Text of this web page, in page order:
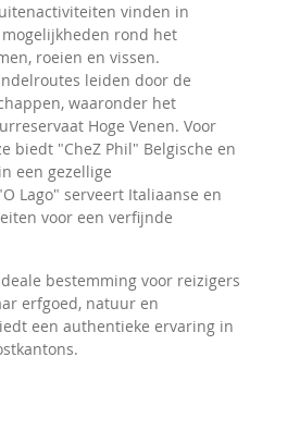
vinden in
rond het
roeien en vissen.
leiden door de
waaronder het
Hoge Venen. Voor
biedt "CheZ Phil" Belgische en
een gezellige
Lago" serveert Italiaanse en
voor een verfijnde
bestemming voor reizigers
erfgoed, natuur en
een authentieke ervaring in